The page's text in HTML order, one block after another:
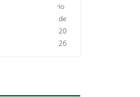
io
de
20
26